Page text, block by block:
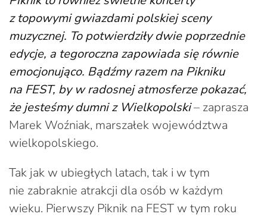
z topowymi gwiazdami polskiej sceny
muzycznej. To potwierdziły dwie poprzednie
edycje, a tegoroczna zapowiada się równie
emocjonująco. Bądźmy razem na Pikniku
na FEST, by w radosnej atmosferze pokazać,
że jesteśmy dumni z Wielkopolski– zaprasza
Marek Woźniak, marszałek województwa
wielkopolskiego.
Tak jak w ubiegłych latach, tak i w tym
nie zabraknie atrakcji dla osób w każdym
wieku. Pierwszy Piknik na FEST w tym roku